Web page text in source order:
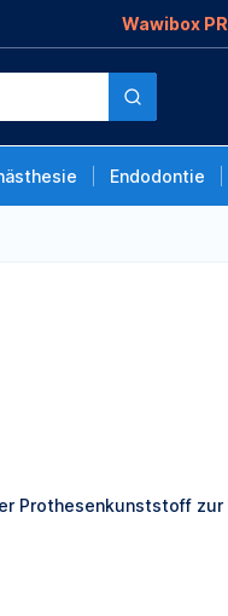
Wawibox
Endodontie
Prothesenkunststoff